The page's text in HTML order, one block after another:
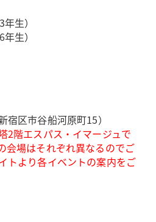
生）
生）
宿区市谷船河原町15）
2階エスパス・イマージュで
会場はそれぞれ異なるのでご
トより各イベントの案内をご